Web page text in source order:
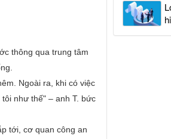
thông qua trung tâm
Ngoài ra, khi có việc
như thế" – anh T. bức
tới, cơ quan công an